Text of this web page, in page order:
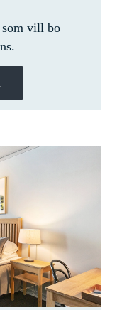
som vill bo
.